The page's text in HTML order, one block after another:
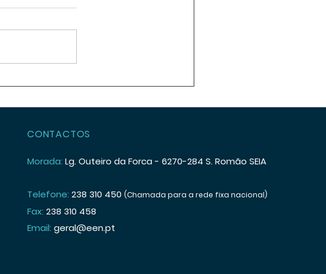
Regional do Centro
CONTACTOS
Morada: Lg. Outeiro da Forca -6270-284 S. Romão SEIA
Telefone: 238 310 450(Chamada para a rede fixa nacional)
Fax: 238 310 458
Email:geral@een.pt